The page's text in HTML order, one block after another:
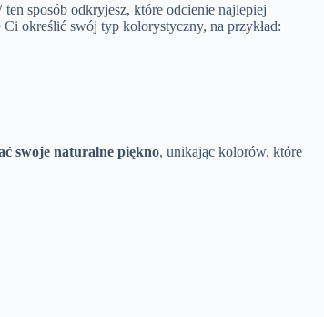
sposób odkryjesz, które odcienie najlepiej
określić swój typ kolorystyczny, na przykład:
swoje naturalne piękno, unikając kolorów, które